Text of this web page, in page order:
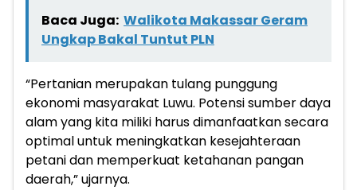
Baca Juga: Walikota Makassar Geram
Ungkap Bakal Tuntut PLN
“Pertanian merupakan tulang punggung
ekonomi masyarakat Luwu. Potensi sumber daya
alam yang kita miliki harus dimanfaatkan secara
optimal untuk meningkatkan kesejahteraan
petani dan memperkuat ketahanan pangan
daerah,” ujarnya.